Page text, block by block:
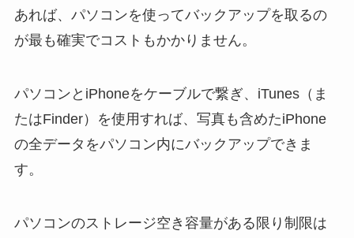
あれば、パソコンを使ってバックアップを取るの
が最も確実でコストもかかりません。
パソコンとiPhoneをケーブルで繋ぎ、iTunes（ま
たはFinder）を使用すれば、写真も含めたiPhone
の全データをパソコン内にバックアップできま
す。
パソコンのストレージ空き容量がある限り制限は